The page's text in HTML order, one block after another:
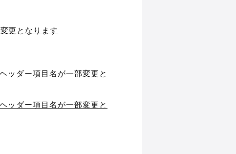
更となります
ッダー項目名が一部変更と
ッダー項目名が一部変更と